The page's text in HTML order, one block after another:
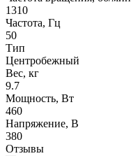
1310
Частота, Гц
50
Тип
Центробежный
Вес, кг
9.7
Мощность, Вт
460
Напряжение, В
380
Отзывы